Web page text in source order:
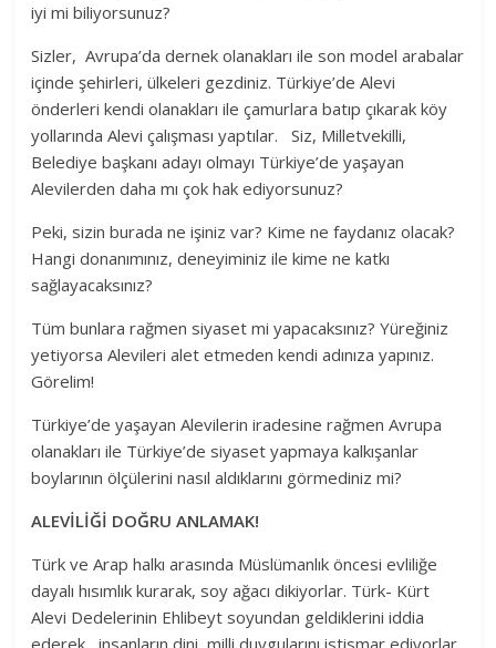
iyi mi biliyorsunuz?
Sizler, Avrupa’da dernek olanakları ile son model arabalar
içinde şehirleri, ülkeleri gezdiniz. Türkiye’de Alevi
önderleri kendi olanakları ile çamurlara batıp çıkarak köy
yollarında Alevi çalışması yaptılar. Siz, Milletvekilli,
Belediye başkanı adayı olmayı Türkiye’de yaşayan
Alevilerden daha mı çok hak ediyorsunuz?
Peki, sizin burada ne işiniz var? Kime ne faydanız olacak?
Hangi donanımınız, deneyiminiz ile kime ne katkı
sağlayacaksınız?
Tüm bunlara rağmen siyaset mi yapacaksınız? Yüreğiniz
yetiyorsa Alevileri alet etmeden kendi adınıza yapınız.
Görelim!
Türkiye’de yaşayan Alevilerin iradesine rağmen Avrupa
olanakları ile Türkiye’de siyaset yapmaya kalkışanlar
boylarının ölçülerini nasıl aldıklarını görmediniz mi?
ALEVİLİĞİ DOĞRU ANLAMAK!
Türk ve Arap halkı arasında Müslümanlık öncesi evliliğe
dayalı hısımlık kurarak, soy ağacı dikiyorlar. Türk- Kürt
Alevi Dedelerinin Ehlibeyt soyundan geldiklerini iddia